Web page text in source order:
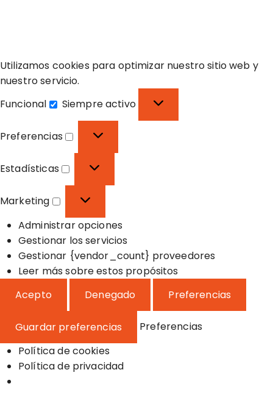
Utilizamos cookies para optimizar nuestro sitio web y
nuestro servicio.
Funcional
n
n
a
l
Siempre activo
Preferencias
r
e
n
c
i
Estadísticas
a
d
í
s
a
s
Marketing
a
r
k
e
g
Administrar opciones
Gestionar los servicios
Gestionar {vendor_count} proveedores
Leer más sobre estos propósitos
Acepto
Denegado Preferencias
Guardar preferencias
Preferencias
Política de cookies
Política de privacidad